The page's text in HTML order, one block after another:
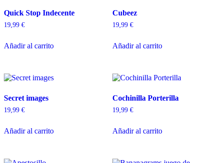
Quick Stop Indecente
19,99 €
Añadir al carrito
Cubeez
19,99 €
Añadir al carrito
Secret images
19,99 €
Añadir al carrito
Cochinilla Porterilla
19,99 €
Añadir al carrito